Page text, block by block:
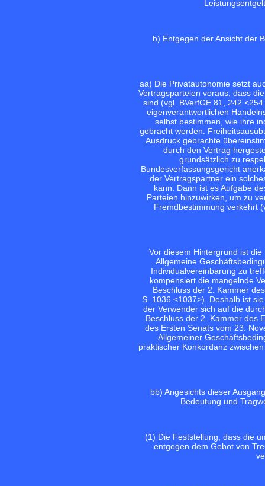
b) Entgegen der Ansicht der
aa) Die Privatautonomie setzt
Vertragsparteien voraus, dass
sind (vgl. BVerfGE 81, 242 <254
eigenverantwortlichen
selbst bestimmen, wie ihre
gebracht werden.
Ausdruck gebrachte
durch den Vertrag
grundsätzlich zu
Bundesverfassungsgericht
der Vertragspartner ein
kann. Dann ist es Aufgabe
Parteien hinzuwirken, um zu
Fremdbestimmung verkehrt
Vor diesem Hintergrund ist
Allgemeine
Individualvereinbarung zu
kompensiert die mangelnde
Beschluss der 2. Kammer
S. 1036 <1037>). Deshalb ist
der Verwender sich auf die
Beschluss der 2. Kammer des
des Ersten Senats vom 23.
Allgemeiner
praktischer Konkordanz
bb) Angesichts dieser
Bedeutung und
(1) Die Feststellung, dass die
entgegen dem Gebot von